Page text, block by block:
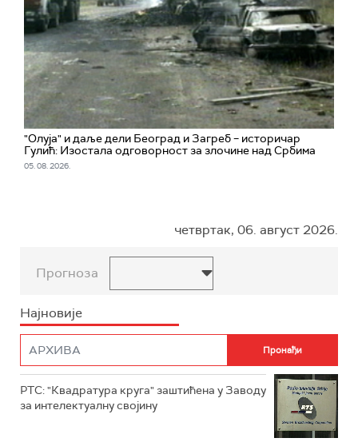
"Олуја" и даље дели Београд и Загреб – историчар
Гулић: Изостала одговорност за злочине над Србима
05. 08. 2026.
четвртак, 06. август 2026.
Прогноза
Најновије
РТС: "Квадратура круга" заштићена у Заводу
за интелектуалну својину